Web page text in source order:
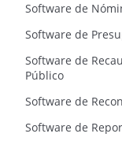
Software de
Software de
Software de
Público
Software de
Software de